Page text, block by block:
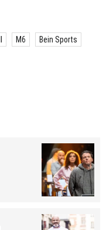
M6 Bein Sports